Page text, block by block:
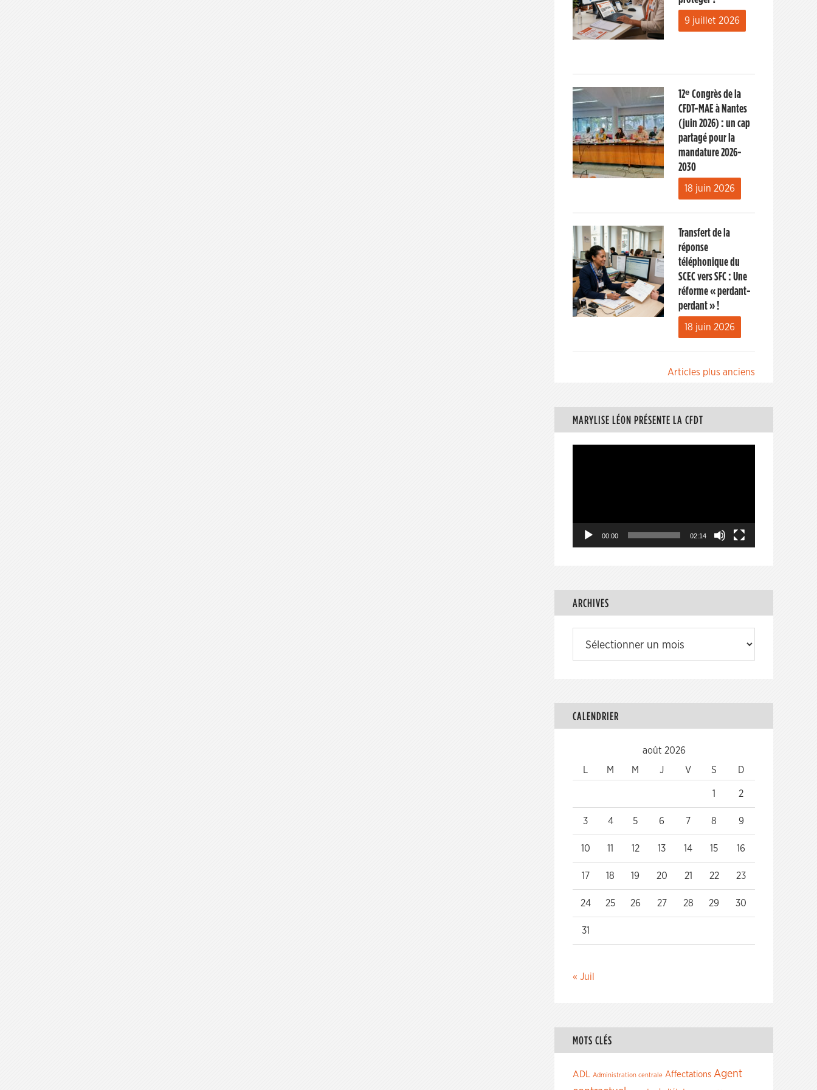
9 juillet 2026
12ᵉ Congrès de la
CFDT-MAE à Nantes
(juin 2026) : un cap
partagé pour la
mandature 2026-
2030
18 juin 2026
Transfert de la
réponse
téléphonique du
SCEC vers SFC : Une
réforme « perdant-
perdant » !
18 juin 2026
articles
Articles plus anciens
MARYLISE LÉON PRÉSENTE LA CFDT
00:00 02:14
ARCHIVES
CALENDRIER
août 2026
M M J V S D
1 2
3 4 5 6 7 8 9
10 11 12 13 14 15 16
17 18 19 20 21 22 23
24 25 26 27 28 29 30
31
« Juil
MOTS CLÉS
ADL Administration centrale Affectations Agent